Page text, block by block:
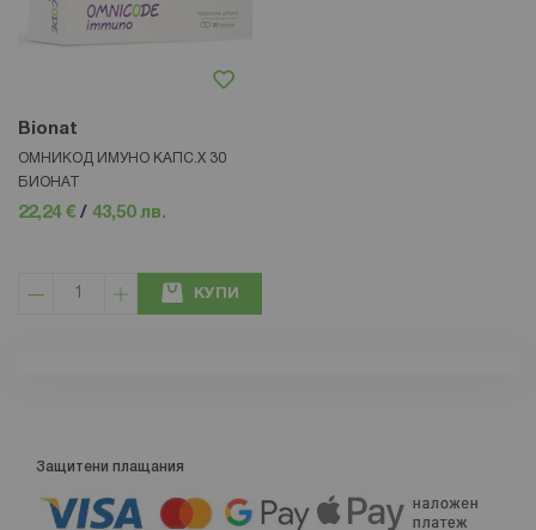
Bionat
ОМНИКОД ИМУНО КАПС.Х 30
БИОНАТ
22,24 € / 43,50 лв.
КУПИ
Защитени плащания